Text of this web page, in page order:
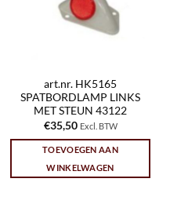
art.nr. HK5165
SPATBORDLAMP LINKS
MET STEUN 43122
€35,50 Excl. BTW
TOEVOEGEN AAN
WINKELWAGEN